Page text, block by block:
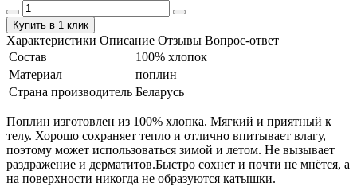
Купить в 1 клик
Характеристики Описание Отзывы Вопрос-ответ
Состав
100% хлопок
Материал
поплин
Страна производитель Беларусь
Поплин изготовлен из 100% хлопка. Мягкий и приятный к
телу. Хорошо сохраняет тепло и отлично впитывает влагу,
поэтому может использоваться зимой и летом. Не вызывает
раздражение и дерматитов.Быстро сохнет и почти не мнётся, а
на поверхности никогда не образуются катышки.